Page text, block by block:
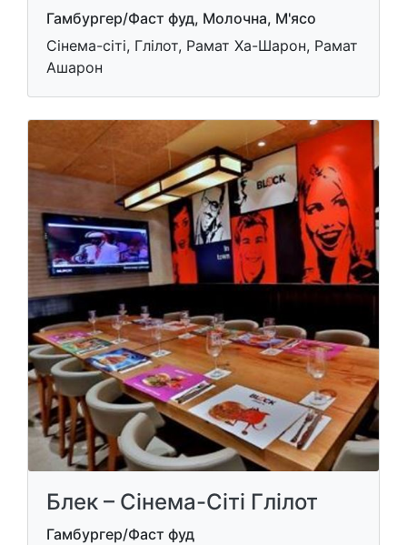
Гамбургер/Фаст фуд, Молочна, М'ясо
Сінема-сіті, Глілот, Рамат Ха-Шарон, Рамат
Ашарон
Блек – Сінема-Сіті Глілот
Гамбургер/Фаст фуд